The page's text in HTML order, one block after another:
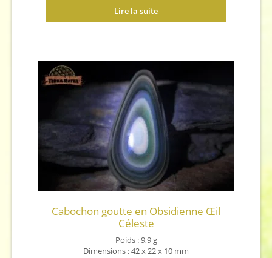
Lire la suite
Cabochon goutte en Obsidienne Œil
Céleste
Poids : 9,9 g
Dimensions : 42 x 22 x 10 mm